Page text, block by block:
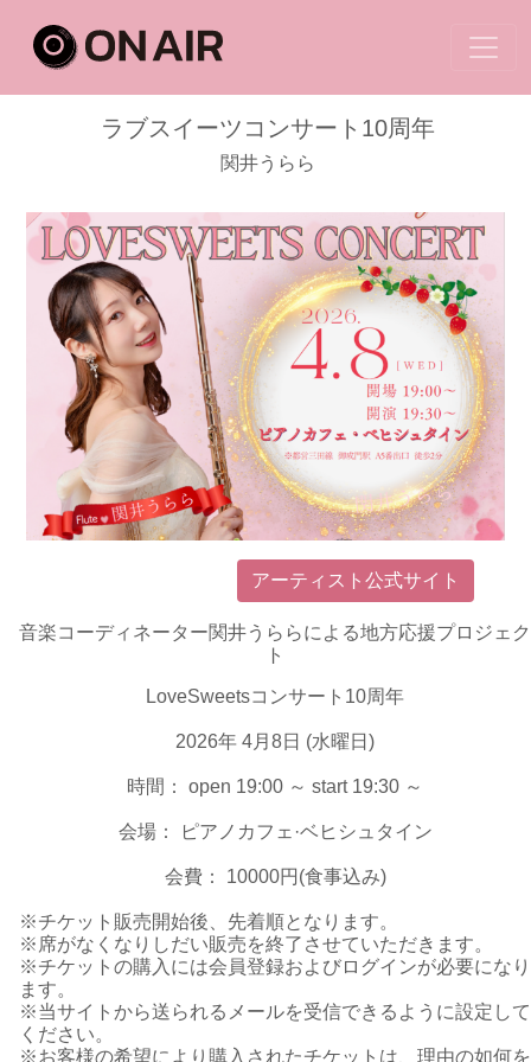
ラブスイーツコンサート10周年
関井うらら
アーティスト公式サイト
音楽コーディネーター関井うららによる地方応援プロジェク
ト
LoveSweetsコンサート10周年
2026年 4月8日 (水曜日)
時間： open 19:00 ～ start 19:30 ～
会場： ピアノカフェ·ベヒシュタイン
会費： 10000円(食事込み)
※チケット販売開始後、先着順となります。
※席がなくなりしだい販売を終了させていただきます。
※チケットの購入には会員登録およびログインが必要になり
ます。
※当サイトから送られるメールを受信できるように設定して
ください。
※お客様の希望により購入されたチケットは、理由の如何を